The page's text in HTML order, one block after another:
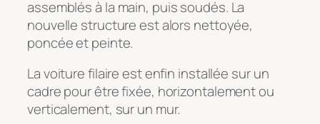
assemblés à la main, puis soudés. La
nouvelle structure est alors nettoyée,
poncée et peinte.
La voiture filaire est enfin installée sur un
cadre pour être fixée, horizontalement ou
verticalement, sur un mur.